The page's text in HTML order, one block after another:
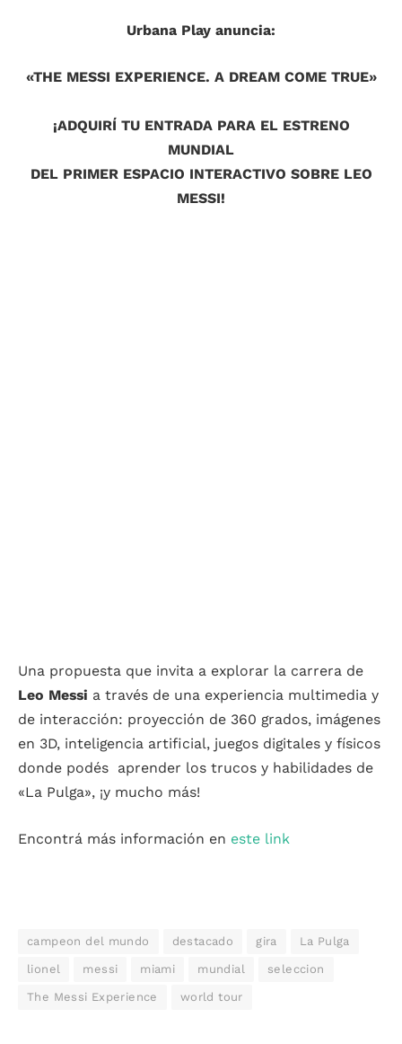
Urbana Play anuncia:
«THE MESSI EXPERIENCE. A DREAM COME TRUE»
¡ADQUIRÍ TU ENTRADA PARA EL ESTRENO
MUNDIAL
DEL PRIMER ESPACIO INTERACTIVO SOBRE LEO
MESSI!
Una propuesta que invita a explorar la carrera de
Leo Messi a través de una experiencia multimedia y
de interacción: proyección de 360 grados, imágenes
en 3D, inteligencia artificial, juegos digitales y físicos
donde podés aprender los trucos y habilidades de
«La Pulga», ¡y mucho más!
Encontrá más información en este link
campeon del mundo destacado gira La Pulga
lionel messi miami mundial seleccion
The Messi Experience world tour